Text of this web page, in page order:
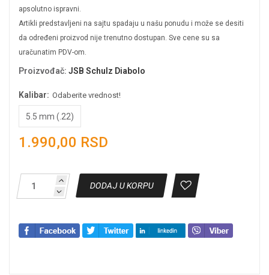
apsolutno ispravni.
Artikli predstavljeni na sajtu spadaju u našu ponudu i može se desiti
da određeni proizvod nije trenutno dostupan. Sve cene su sa
uračunatim PDV-om.
Proizvođač: JSB Schulz Diabolo
Kalibar: Odaberite vrednost!
5.5 mm (.22)
1.990,00 RSD
DODAJ U KORPU